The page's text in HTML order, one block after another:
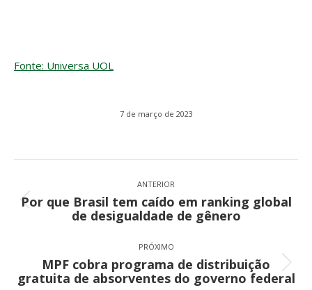
Fonte: Universa UOL
7 de março de 2023
de
post:
ANTERIOR
Post
anterior:
Por que Brasil tem caído em ranking global
de desigualdade de gênero
PRÓXIMO
Próximo
post:
MPF cobra programa de distribuição
gratuita de absorventes do governo federal